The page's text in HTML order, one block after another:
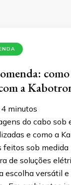
a
4 minutos
do cabo sob
e como a
feitos sob
de soluções
escolha versátil